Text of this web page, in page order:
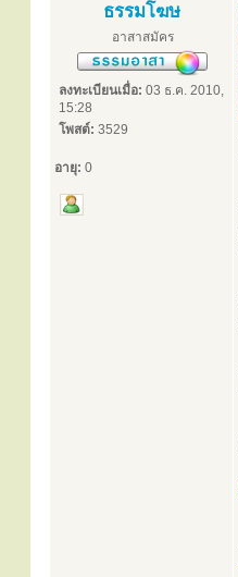
ธรรมโฆษ
อาสาสมัคร
ลงทะเบียนเมื่อ: 03 ธ.ค. 2010,
15:28
โพสต์: 3529
อายุ: 0